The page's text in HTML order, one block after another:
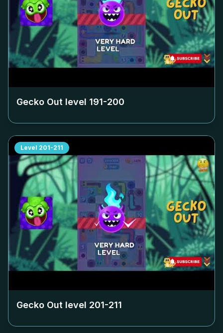
Gecko Out level 191-200
Level 201-211
Gecko Out level 201-211